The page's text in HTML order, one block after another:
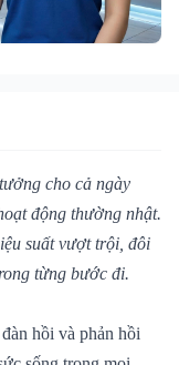
cho cả ngày
động thường nhật.
suất vượt trội, đôi
từng bước đi.
hồi và phản hồi